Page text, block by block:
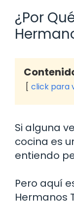
¿Por
click para
Si alguna
cocina es
entiendo
Pero aquí
Hermanos